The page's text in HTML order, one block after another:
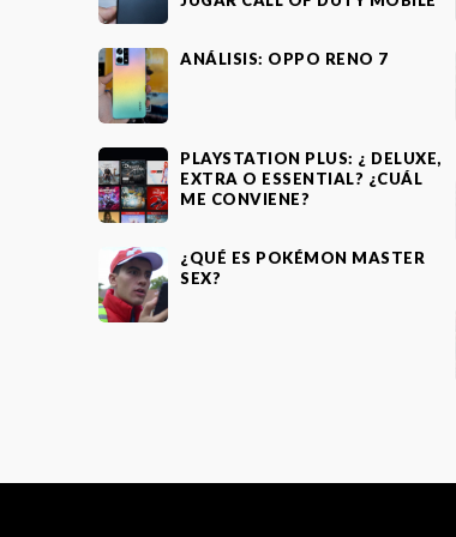
ANÁLISIS: OPPO RENO 7
PLAYSTATION PLUS: ¿ DELUXE,
EXTRA O ESSENTIAL? ¿CUÁL
ME CONVIENE?
¿QUÉ ES POKÉMON MASTER
SEX?